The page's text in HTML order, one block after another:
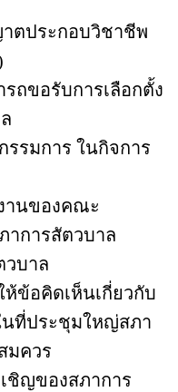
ตประกอบวิชาชีพ
ถขอรับการเลือกตั้ง
รมการ ในกิจการ
านของคณะ
าการสัตวบาล
วบาล
ข้อคิดเห็นเกี่ยวกับ
นที่ประชุมใหญ่สภา
มควร
ชิญของสภาการ